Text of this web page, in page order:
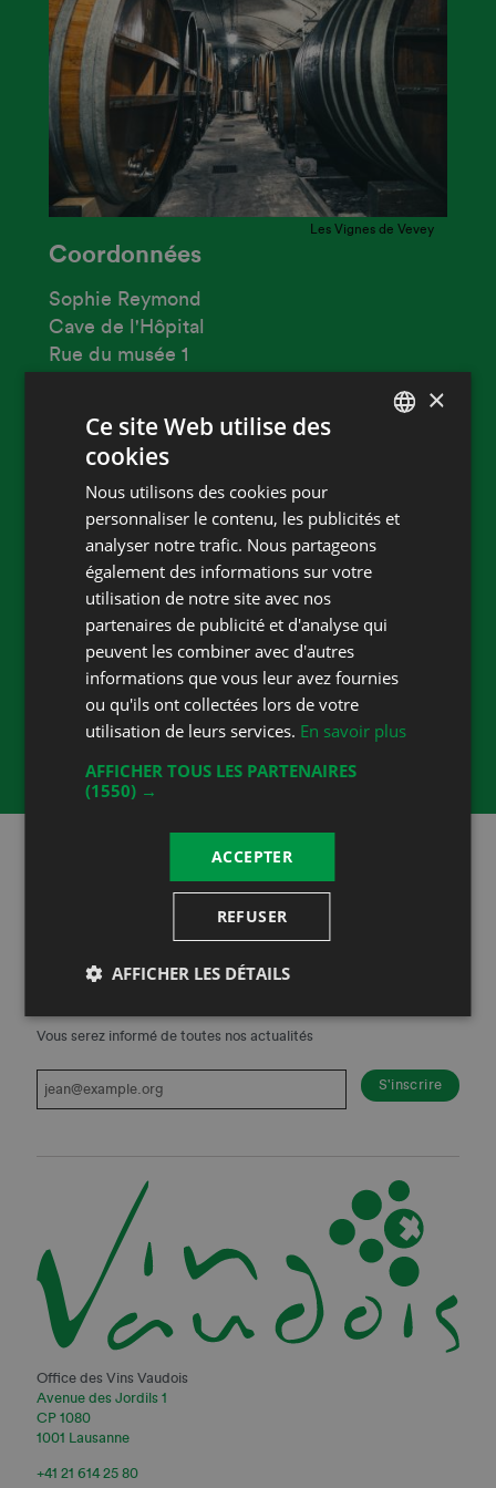
Les Vignes de Vevey
Coordonnées
Sophie Reymond
Cave de l'Hôpital
Rue du musée 1
Phone 021 925 53 38
Website vignesdevevey.ch
Accueil
Heures d'ouverture
Cave de l'Hôpital: Sur rendez-vous
Boutique des Vignes de Vevey - La
Grenette, Grande Place 29 à Vevey
Lundi au vendredi : 9:00 – 17:30
Vous serez informé de toutes nos actualités
Office des Vins Vaudois
Avenue des Jordils 1
CP 1080
1001 Lausanne
+41 21 614 25 80
×
Ce site Web utilise des
cookies
Nous utilisons des cookies pour
personnaliser le contenu, les publicités et
analyser notre trafic. Nous partageons
également des informations sur votre
utilisation de notre site avec nos
partenaires de publicité et d'analyse qui
peuvent les combiner avec d'autres
informations que vous leur avez fournies
ou qu'ils ont collectées lors de votre
utilisation de leurs services. En savoir plus
AFFICHER TOUS LES PARTENAIRES
(1550) →
ACCEPTER
REFUSER
AFFICHER LES DÉTAILS